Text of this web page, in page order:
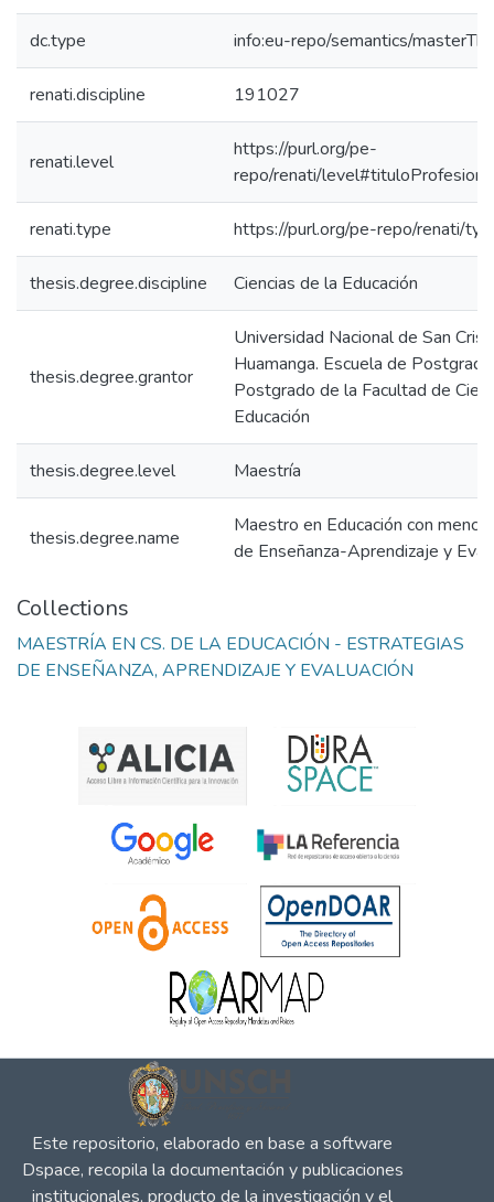
dc.type info:eu-repo/semantics/
renati.discipline 191027
renati.level
https://purl.org/pe-
repo/renati/
renati.type https://purl.org/pe-repo/renati/
thesis.degree.discipline Ciencias de la Educación
thesis.degree.grantor
Universidad Nacional de San
Huamanga. Escuela de
Postgrado de la Facultad de
Educación
thesis.degree.level Maestría
thesis.degree.name
Maestro en Educación con
de Enseñanza-Aprendizaje y
Collections
MAESTRÍA EN CS. DE LA EDUCACIÓN - ESTRATEGIAS
DE ENSEÑANZA, APRENDIZAJE Y EVALUACIÓN
Este repositorio, elaborado en base a software
Dspace, recopila la documentación y publicaciones
institucionales, producto de la investigación y el